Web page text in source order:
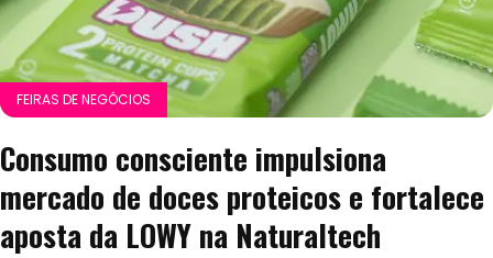
FEIRAS DE NEGÓCIOS
Consumo consciente impulsiona
mercado de doces proteicos e fortalece
aposta da LOWY na Naturaltech